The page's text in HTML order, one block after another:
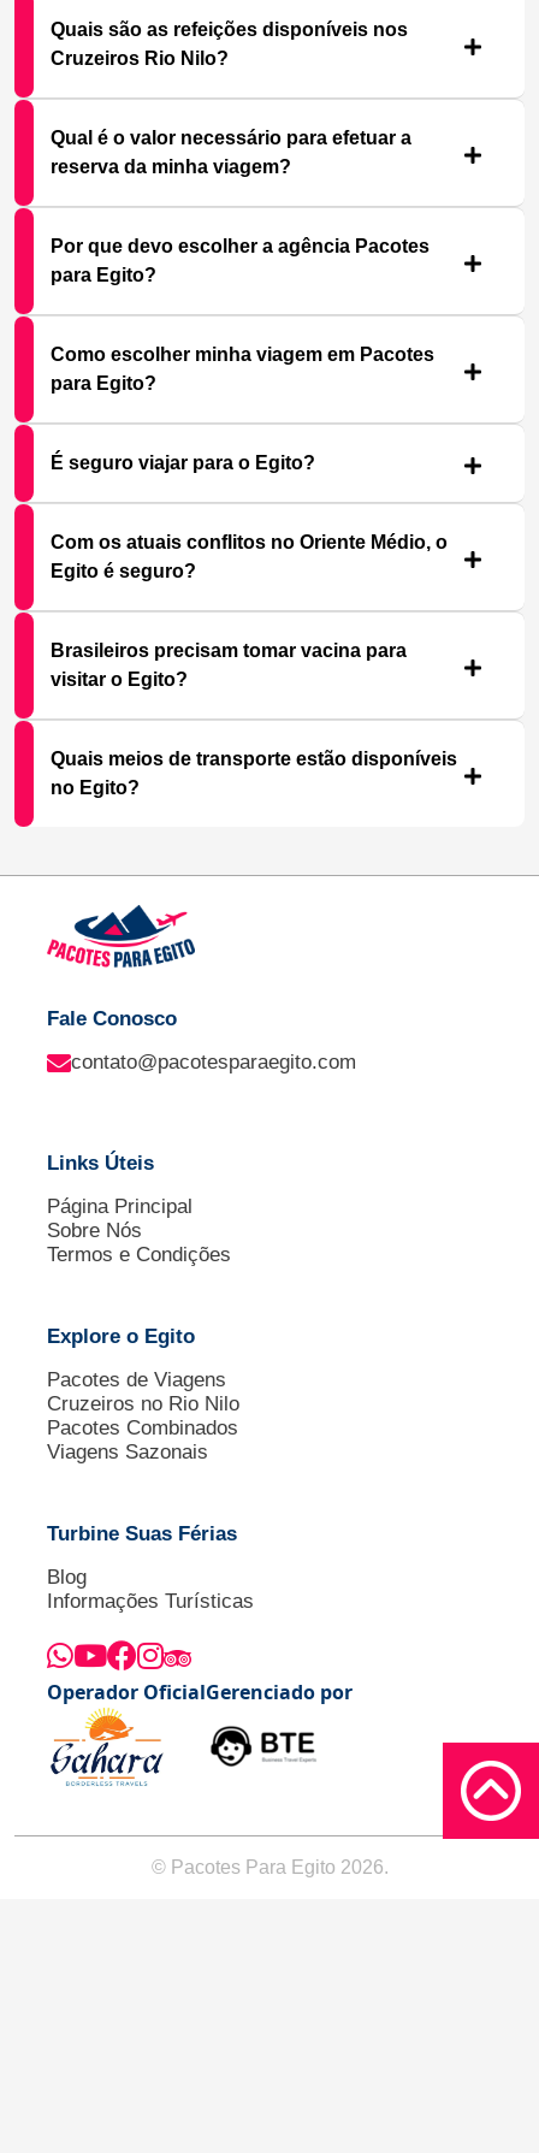
Quais são as refeições disponíveis nos
Cruzeiros Rio Nilo?
Qual é o valor necessário para efetuar a
reserva da minha viagem?
Por que devo escolher a agência Pacotes
para Egito?
Como escolher minha viagem em Pacotes
para Egito?
É seguro viajar para o Egito?
Com os atuais conflitos no Oriente Médio, o
Egito é seguro?
Brasileiros precisam tomar vacina para
visitar o Egito?
Quais meios de transporte estão disponíveis
no Egito?
Fale Conosco
contato@pacotesparaegito.com
Links Úteis
Página Principal
Sobre Nós
Termos e Condições
Explore o Egito
Pacotes de Viagens
Cruzeiros no Rio Nilo
Pacotes Combinados
Viagens Sazonais
Turbine Suas Férias
Blog
Informações Turísticas
Operador OficialGerenciado por
© Pacotes Para Egito 2026.